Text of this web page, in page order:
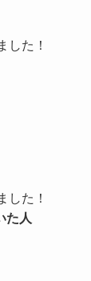
した！
した！
た人